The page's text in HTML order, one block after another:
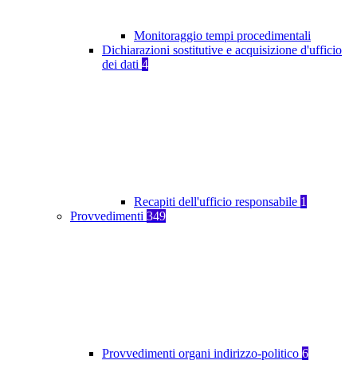
Monitoraggio tempi procedimentali
Dichiarazioni sostitutive e acquisizione d'ufficio
dei dati 4
Recapiti dell'ufficio responsabile 1
Provvedimenti 349
Provvedimenti organi indirizzo-politico 6